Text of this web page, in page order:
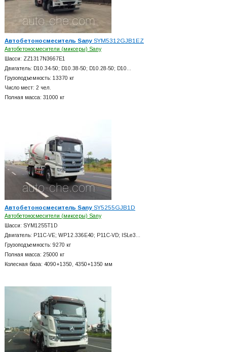
Автобетоносмеситель SanySYM5312GJB1EZ
Автобетоносмесители (миксеры) Sany
Шасси: ZZ1317N3667E1
Двигатель: D10.34-50; D10.38-50; D10.28-50; D10…
Грузоподъемность: 13370 кг
Число мест: 2 чел.
Полная масса: 31000 кг
Автобетоносмеситель SanySY5255GJB1D
Автобетоносмесители (миксеры) Sany
Шасси: SYM1255T1D
Двигатель: P11C-VE; WP12.336E40; P11C-VD; ISLe3…
Грузоподъемность: 9270 кг
Полная масса: 25000 кг
Колесная база: 4090+1350, 4350+1350 мм